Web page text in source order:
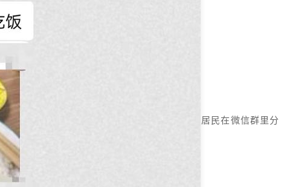
居民在微信群里分